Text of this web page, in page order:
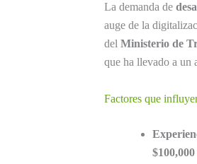
La demanda de
auge de la
del Ministerio de
que ha llevado a un
Factores que